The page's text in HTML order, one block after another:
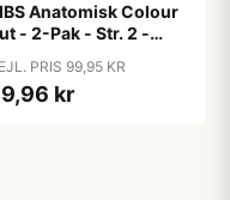
Anatomisk Colour
- 2-Pak - Str. 2 -
Cloud
PRIS 99,95 KR
kr